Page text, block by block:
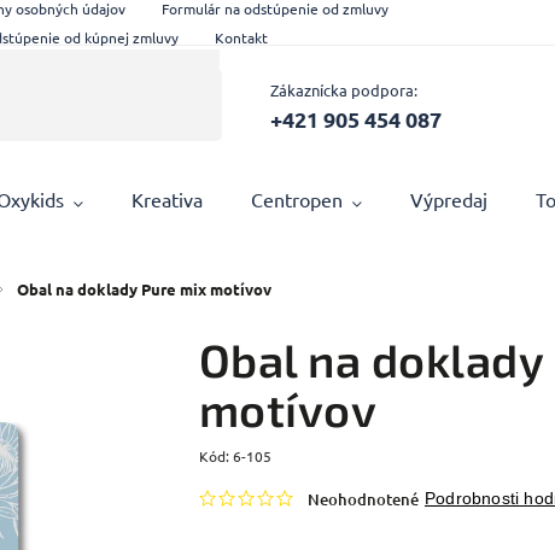
osobných údajov
Formulár na odstúpenie od zmluvy
od kúpnej zmluvy
Kontakt
Zákaznícka podpora:
+421 905 454 087
Kreativa Centropen Výpredaj
Obal na doklady Pure mix motívov
Obal na
motívov
Kód:6-105
Neohodnotené Podrobnosti